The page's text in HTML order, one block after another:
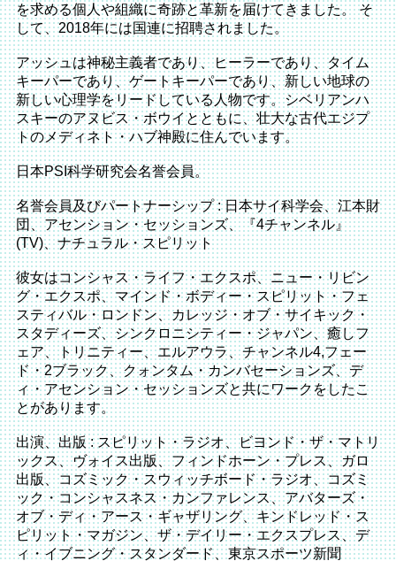
を求める個人や組織に奇跡と革新を届けてきました。 そ
して、2018年には国連に招聘されました。
アッシュは神秘主義者であり、ヒーラーであり、タイム
キーパーであり、ゲートキーパーであり、新しい地球の
新しい心理学をリードしている人物です。シベリアンハ
スキーのアヌビス・ボウイとともに、壮大な古代エジプ
トのメディネト・ハブ神殿に住んでいます。
日本PSI科学研究会名誉会員。
名誉会員及びパートナーシップ : 日本サイ科学会、江本財
団、アセンション・セッションズ、『4チャンネル』
(TV)、ナチュラル・スピリット
彼女はコンシャス・ライフ・エクスポ、ニュー・リビン
グ・エクスポ、マインド・ボディー・スピリット・フェ
スティバル・ロンドン、カレッジ・オブ・サイキック・
スタディーズ、シンクロニシティー・ジャパン、癒しフ
ェア、トリニティー、エルアウラ、チャンネル4,フェー
ド・2ブラック、クォンタム・カンバセーションズ、デ
ィ・アセンション・セッションズと共にワークをしたこ
とがあります。
出演、出版 : スピリット・ラジオ、ビヨンド・ザ・マトリ
ックス、ヴォイス出版、フィンドホーン・プレス、ガロ
出版、コズミック・スウィッチボード・ラジオ、コズミ
ック・コンシャスネス・カンファレンス、アバターズ・
オブ・ディ・アース・ギャザリング、キンドレッド・ス
ピリット・マガジン、ザ・デイリー・エクスプレス、デ
ィ・イブニング・スタンダード、東京スポーツ新聞